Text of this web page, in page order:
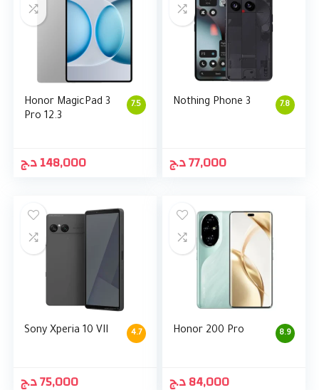
7.5
Honor MagicPad 3
Pro 12.3
148,000د.ج
7.8
Nothing Phone 3
77,000د.ج
4.7
Sony Xperia 10 VII
75,000د.ج
8.9
Honor 200 Pro
84,000د.ج